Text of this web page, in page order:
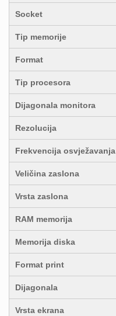
Socket
Tip memorije
Format
Tip procesora
Dijagonala monitora
Rezolucija
Frekvencija osvježavanja
Veličina zaslona
Vrsta zaslona
RAM memorija
Memorija diska
Format print
Dijagonala
Vrsta ekrana